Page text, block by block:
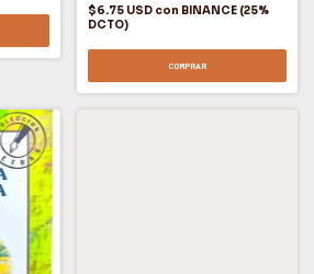
$6.75 USD con BINANCE (25%
DCTO)
COMPRAR